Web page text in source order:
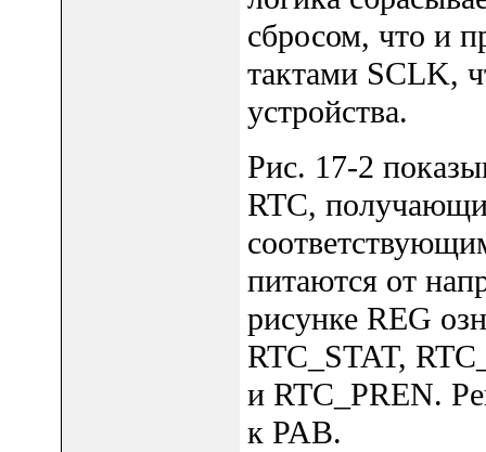
сбросом, что и
тактами SCLK,
устройства.
Рис. 17-2
RTC,
питаются от
рисунке REG
RTC_STAT,
и RTC_PREN.
к PAB.